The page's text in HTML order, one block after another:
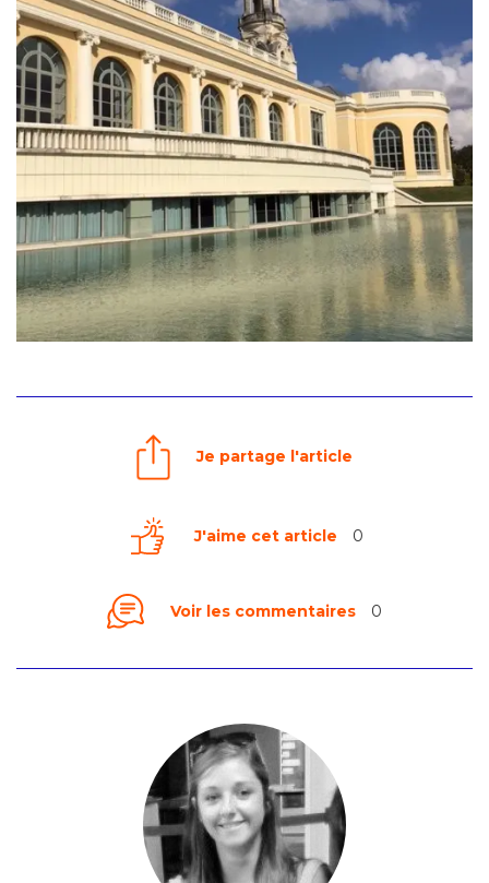
Je partage l'article
J'aime cet article 0
Voir les commentaires 0